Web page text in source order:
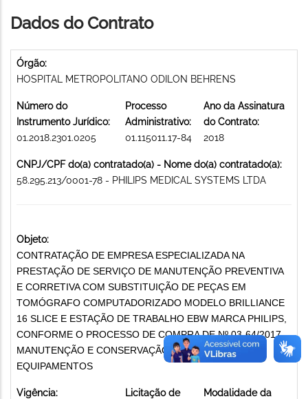
Dados do Contrato
Órgão:
HOSPITAL METROPOLITANO ODILON BEHRENS
Número do
Instrumento Jurídico:
01.2018.2301.0205
Processo
Administrativo:
01.115011.17-84
Ano da Assinatura
do Contrato:
2018
CNPJ/CPF do(a) contratado(a) - Nome do(a) contratado(a):
58.295.213/0001-78 - PHILIPS MEDICAL SYSTEMS LTDA
Objeto:
CONTRATAÇÃO DE EMPRESA ESPECIALIZADA NA
PRESTAÇÃO DE SERVIÇO DE MANUTENÇÃO PREVENTIVA
E CORRETIVA COM SUBSTITUIÇÃO DE PEÇAS EM
TOMÓGRAFO COMPUTADORIZADO MODELO BRILLIANCE
16 SLICE E ESTAÇÃO DE TRABALHO EBW MARCA PHILIPS,
CONFORME O PROCESSO DE COMPRA DE Nº 03-64/2017
MANUTENÇÃO E CONSERVAÇÃO DE MÁQUINAS E
EQUIPAMENTOS
Vigência:
Licitação de
Modalidade da